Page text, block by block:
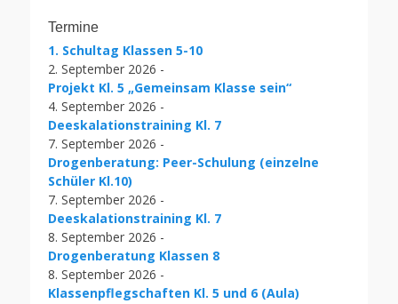
Termine
1. Schultag Klassen 5-10
2. September 2026 -
Projekt Kl. 5 „Gemeinsam Klasse sein“
4. September 2026 -
Deeskalationstraining Kl. 7
7. September 2026 -
Drogenberatung: Peer-Schulung (einzelne
Schüler Kl.10)
7. September 2026 -
Deeskalationstraining Kl. 7
8. September 2026 -
Drogenberatung Klassen 8
8. September 2026 -
Klassenpflegschaften Kl. 5 und 6 (Aula)